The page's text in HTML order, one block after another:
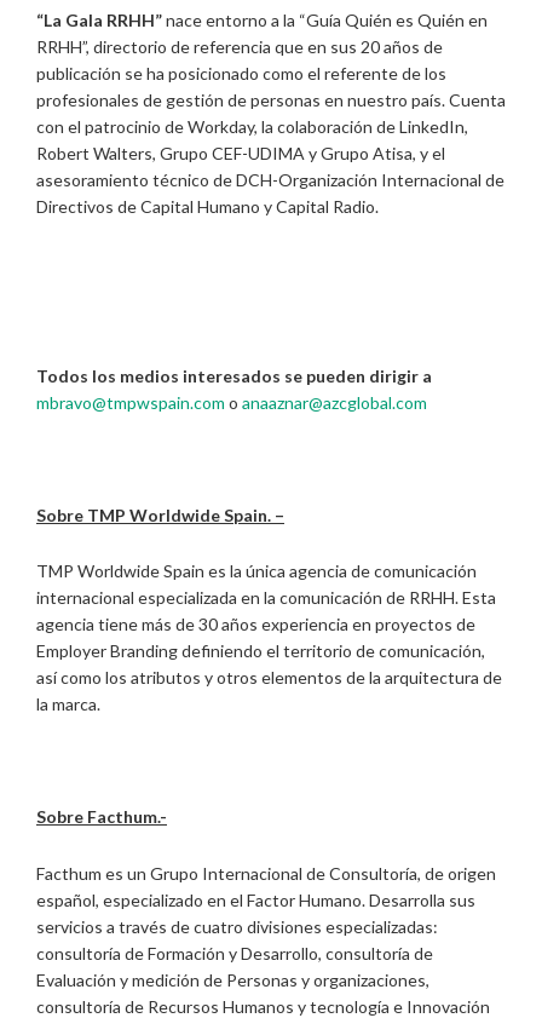
“La Gala RRHH”nace entorno a la “Guía Quién es Quién en
RRHH”, directorio de referencia que en sus 20 años de
publicación se ha posicionado como el referente de los
profesionales de gestión de personas en nuestro país. Cuenta
con el patrocinio de Workday, la colaboración de LinkedIn,
Robert Walters, Grupo CEF-UDIMA y Grupo Atisa, y el
asesoramiento técnico de DCH-Organización Internacional de
Directivos de Capital Humano y Capital Radio.
Todos los medios interesados se pueden dirigir a
mbravo@tmpwspain.com o anaaznar@azcglobal.com
Sobre TMP Worldwide Spain. –
TMP Worldwide Spain es la única agencia de comunicación
internacional especializada en la comunicación de RRHH. Esta
agencia tiene más de 30 años experiencia en proyectos de
Employer Branding definiendo el territorio de comunicación,
así como los atributos y otros elementos de la arquitectura de
la marca.
Sobre Facthum.-
Facthum es un Grupo Internacional de Consultoría, de origen
español, especializado en el Factor Humano. Desarrolla sus
servicios a través de cuatro divisiones especializadas:
consultoría de Formación y Desarrollo, consultoría de
Evaluación y medición de Personas y organizaciones,
consultoría de Recursos Humanos y tecnología e Innovación